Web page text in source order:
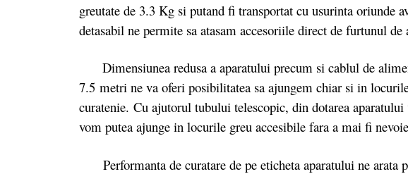
greutate de 3.3 Kg si putand fi transportat cu usurinta oriunde
detasabil ne permite sa atasam accesoriile direct de furtunul de
Dimensiunea redusa a aparatului precum si cablul de
7.5 metri ne va oferi posibilitatea sa ajungem chiar si in
curatenie. Cu ajutorul tubului telescopic, din dotarea
vom putea ajunge in locurile greu accesibile fara a mai fi
Performanta de curatare de pe eticheta aparatului ne arata